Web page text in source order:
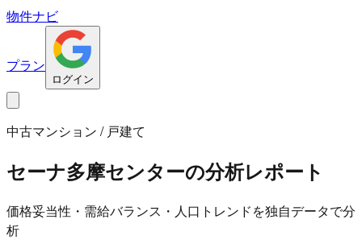
物件ナビ
プラン
ログイン
中古マンション / 戸建て
セーナ多摩センターの分析レポート
価格妥当性・需給バランス・人口トレンドを独自データで分
析